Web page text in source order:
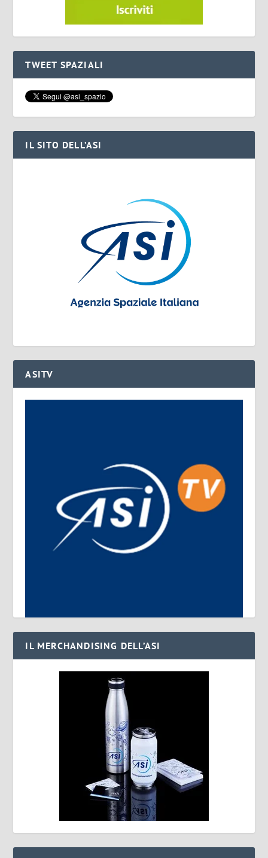
TWEET SPAZIALI
IL SITO DELL’ASI
ASITV
IL MERCHANDISING DELL’ASI